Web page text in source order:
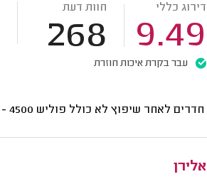
דירוג כללי
9.49
חוות דעת
268
עבר בקרת איכות חוזרת
4500 - 3000
אלירן